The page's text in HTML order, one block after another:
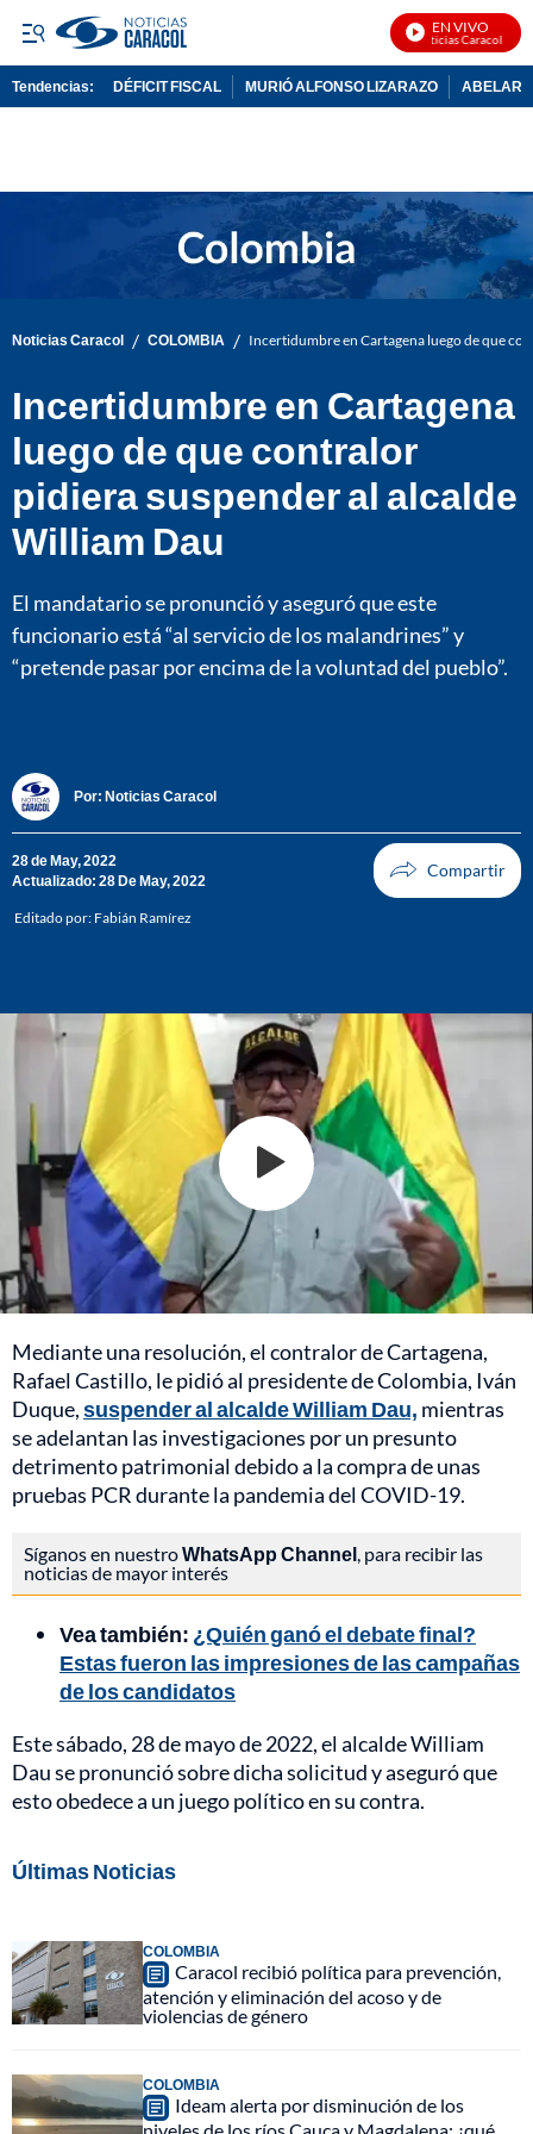
EN VIVO
Noticias Caracol En
Tendencias: DÉFICIT FISCAL MURIÓ ALFONSO LIZARAZO
Noticias Caracol / COLOMBIA / Incertidumbre en Cartagena luego de que
Incertidumbre en Cartagena
luego de que contralor
pidiera suspender al alcalde
William Dau
El mandatario se pronunció y aseguró que este
funcionario está “al servicio de los malandrines” y
“pretende pasar por encima de la voluntad del pueblo”.
Por: Noticias Caracol
28 de May, 2022
Actualizado: 28 De May, 2022
Editado por: Fabián Ramírez
Mediante una resolución, el contralor de Cartagena,
Rafael Castillo, le pidió al presidente de Colombia, Iván
Duque,suspender al alcalde William Dau, mientras
se adelantan las investigaciones por un presunto
detrimento patrimonial debido a la compra de unas
pruebas PCR durante la pandemia del COVID-19.
Síganos en nuestroWhatsApp Channel , para recibir las
noticias de mayor interés
Vea también: ¿Quién ganó el debate final?
Estas fueron las impresiones de las campañas
de los candidatos
Este sábado, 28 de mayo de 2022, el alcalde William
Dau se pronunció sobre dicha solicitud y aseguró que
esto obedece a un juego político en su contra.
Últimas Noticias
COLOMBIA
Caracol recibió política para prevención,
atención y eliminación del acoso y de
violencias de género
COLOMBIA
Ideam alerta por disminución de los
niveles de los ríos Cauca y Magdalena: ¿qué